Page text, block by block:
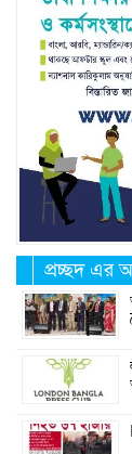
প্রচ্ছদ এর